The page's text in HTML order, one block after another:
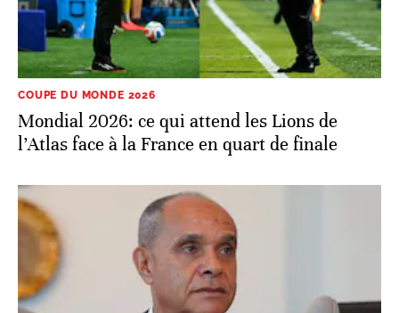
COUPE DU MONDE 2026
Mondial 2026: ce qui attend les Lions de
l’Atlas face à la France en quart de finale